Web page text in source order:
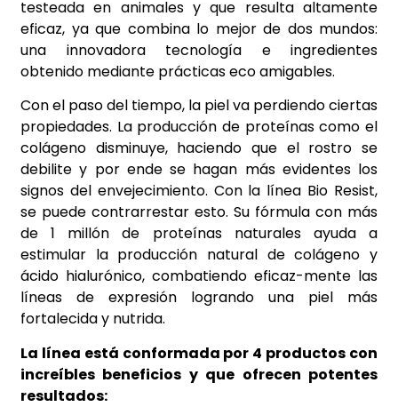
testeada en animales y que resulta altamente
eficaz, ya que combina lo mejor de dos mundos:
una innovadora tecnología e ingredientes
obtenido mediante prácticas eco amigables.
Con el paso del tiempo, la piel va perdiendo ciertas
propiedades. La producción de proteínas como el
colágeno disminuye, haciendo que el rostro se
debilite y por ende se hagan más evidentes los
signos del envejecimiento. Con la línea Bio Resist,
se puede contrarrestar esto. Su fórmula con más
de 1 millón de proteínas naturales ayuda a
estimular la producción natural de colágeno y
ácido hialurónico, combatiendo eficaz-mente las
líneas de expresión logrando una piel más
fortalecida y nutrida.
La línea está conformada por 4 productos con
increíbles beneficios y que ofrecen potentes
resultados: